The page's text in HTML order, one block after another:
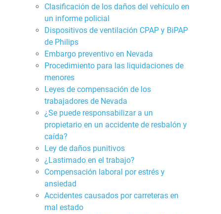
Clasificación de los daños del vehículo en
un informe policial
Dispositivos de ventilación CPAP y BiPAP
de Philips
Embargo preventivo en Nevada
Procedimiento para las liquidaciones de
menores
Leyes de compensación de los
trabajadores de Nevada
¿Se puede responsabilizar a un
propietario en un accidente de resbalón y
caída?
Ley de daños punitivos
¿Lastimado en el trabajo?
Compensación laboral por estrés y
ansiedad
Accidentes causados por carreteras en
mal estado